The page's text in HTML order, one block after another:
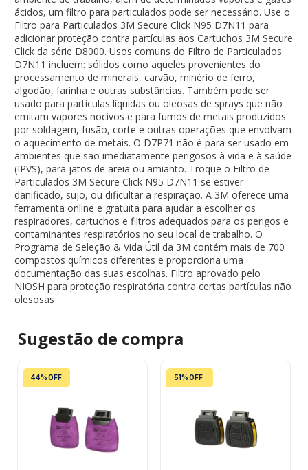
ácidos, um filtro para particulados pode ser necessário. Use o
Filtro para Particulados 3M Secure Click N95 D7N11 para
adicionar proteção contra partículas aos Cartuchos 3M Secure
Click da série D8000. Usos comuns do Filtro de Particulados
D7N11 incluem: sólidos como aqueles provenientes do
processamento de minerais, carvão, minério de ferro,
algodão, farinha e outras substâncias. Também pode ser
usado para partículas líquidas ou oleosas de sprays que não
emitam vapores nocivos e para fumos de metais produzidos
por soldagem, fusão, corte e outras operações que envolvam
o aquecimento de metais. O D7P71 não é para ser usado em
ambientes que são imediatamente perigosos à vida e à saúde
(IPVS), para jatos de areia ou amianto. Troque o Filtro de
Particulados 3M Secure Click N95 D7N11 se estiver
danificado, sujo, ou dificultar a respiração. A 3M oferece uma
ferramenta online e gratuita para ajudar a escolher os
respiradores, cartuchos e filtros adequados para os perigos e
contaminantes respiratórios no seu local de trabalho. O
Programa de Seleção & Vida Útil da 3M contém mais de 700
compostos químicos diferentes e proporciona uma
documentação das suas escolhas. Filtro aprovado pelo
NIOSH para proteção respiratória contra certas partículas não
olesosas
Sugestão de compra
44% OFF 51% OFF